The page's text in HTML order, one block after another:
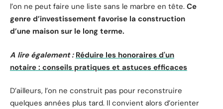
l’on ne peut faire une liste sans le marbre en tête. Ce
genre d’investissement favorise la construction
d’une maison sur le long terme.
A lire également : Réduire les honoraires d'un
notaire : conseils pratiques et astuces efficaces
D’ailleurs, l’on ne construit pas pour reconstruire
quelques années plus tard. Il convient alors d’orienter